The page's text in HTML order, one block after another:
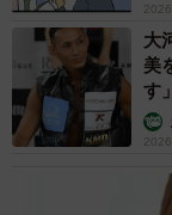
大
美
す」